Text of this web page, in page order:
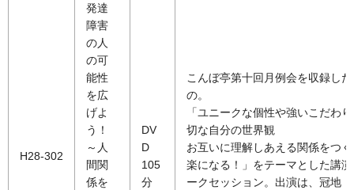
H28-302
発達
障害
の人
の可
能性
を広
げよ
う！
～人
間関
係を
DV
D
105
分
こんぼ亭第十回月例会を収録し
の。
「ユニークな個性や強いこだわ
切な自分の世界観
お互いに理解しあえる関係をつ
楽になる！」をテーマとした講
ークセッション。出演は、冠地